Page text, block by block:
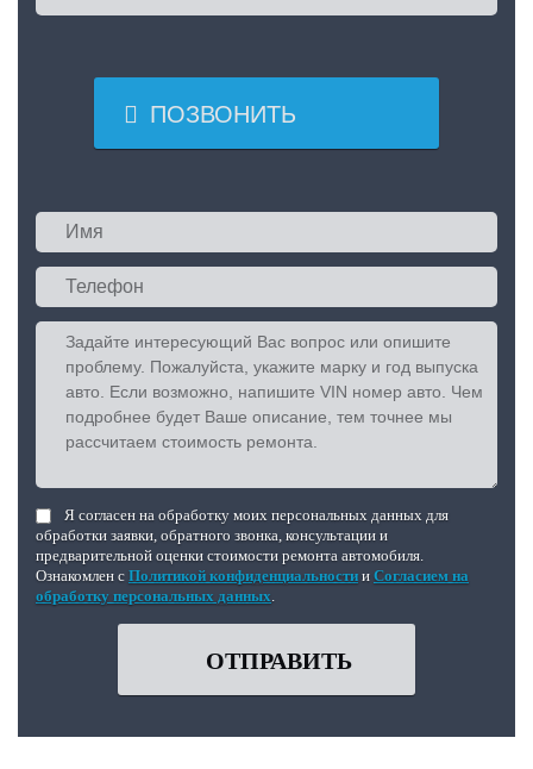
 ПОЗВОНИТЬ
Я согласен на обработку моих персональных данных для
обработки заявки, обратного звонка, консультации и
предварительной оценки стоимости ремонта автомобиля.
Ознакомлен с Политикой конфиденциальности и Согласием на
обработку персональных данных
ОТПРАВИТЬ